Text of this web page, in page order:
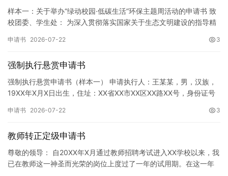
样本一：关于举办“绿动校园·低碳生活”环保主题周活动的申请书 致
校团委、学生处： 为深入贯彻落实国家关于生态文明建设的指导精
申请书 2026-07-22 3
强制执行悬赏申请书
强制执行悬赏申请书（样本一） 申请执行人：王某某，男，汉族，
19XX年X月X日出生，住址：XX省XX市XX区XX路XX号，身份证号
申请书 2026-07-22 3
教师转正定级申请书
尊敬的领导： 自20XX年X月通过教师招聘考试进入XX学校以来，我
已在教师这一神圣而光荣的岗位上度过了一年的试用期。在这一年